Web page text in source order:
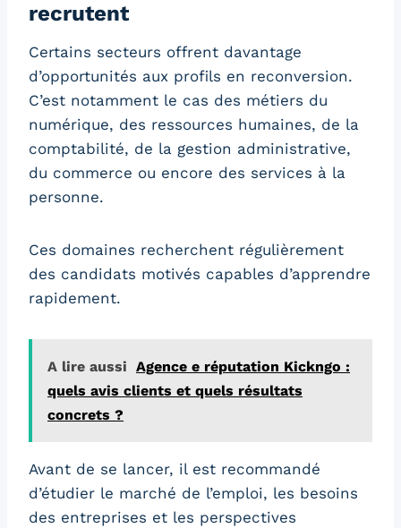
recrutent
Certains secteurs offrent davantage
d’opportunités aux profils en reconversion.
C’est notamment le cas des métiers du
numérique, des ressources humaines, de la
comptabilité, de la gestion administrative,
du commerce ou encore des services à la
personne.
Ces domaines recherchent régulièrement
des candidats motivés capables d’apprendre
rapidement.
A lire aussi Agence e réputation Kickngo :
quels avis clients et quels résultats
concrets ?
Avant de se lancer, il est recommandé
d’étudier le marché de l’emploi, les besoins
des entreprises et les perspectives